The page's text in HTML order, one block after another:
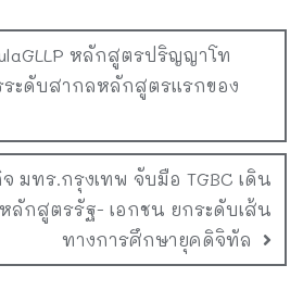
หลักสูตรปริญญาโท
ะดับสากลหลักสูตรแรกของ
มทร.กรุงเทพ จับมือ TGBC เดิน
กสูตรรัฐ- เอกชน ยกระดับเส้น
ทางการศึกษายุคดิจิทัล